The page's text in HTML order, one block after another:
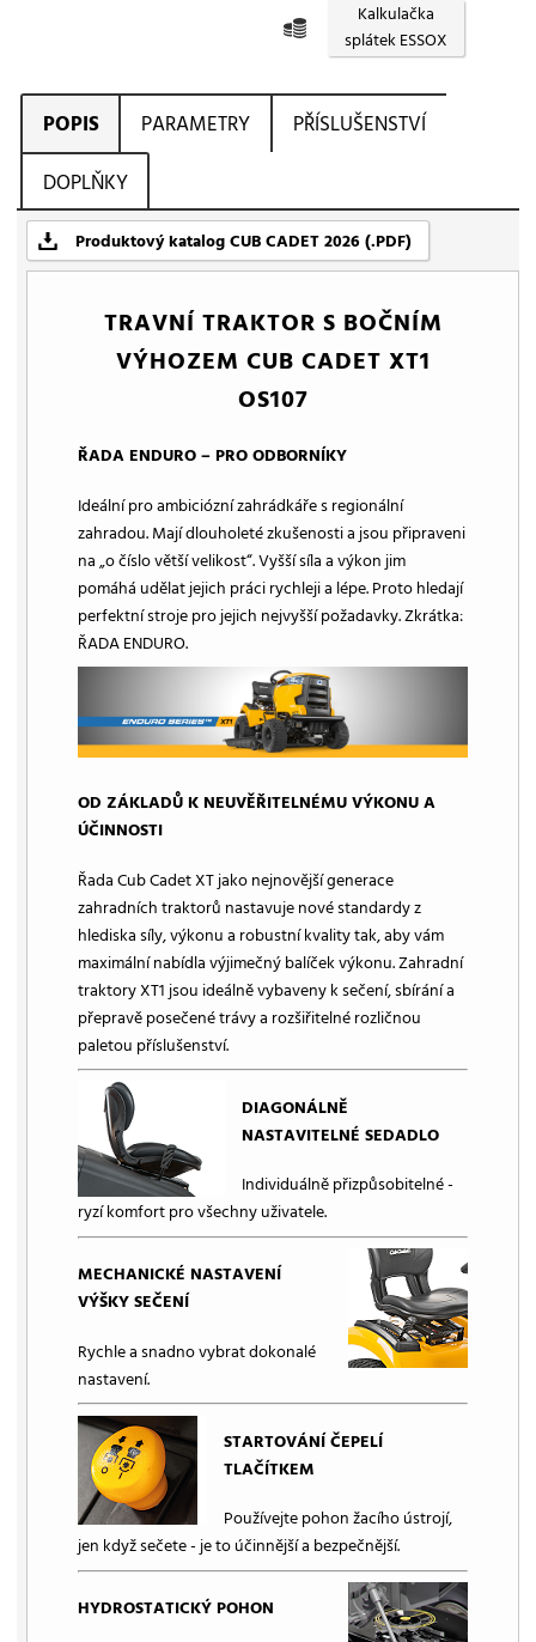
Kalkulačka
splátek ESSOX
POPIS PARAMETRY
PŘÍSLUŠENSTVÍ
DOPLŇKY
Produktový katalog CUB CADET 2026 (.PDF)
TRAVNÍ TRAKTOR S BOČNÍM
VÝHOZEM CUB CADET XT1
OS107
ŘADA ENDURO – PRO ODBORNÍKY
Ideální pro ambiciózní zahrádkáře s regionální
zahradou. Mají dlouholeté zkušenosti a jsou připraveni
na „o číslo větší velikost“. Vyšší síla a výkon jim
pomáhá udělat jejich práci rychleji a lépe. Proto hledají
perfektní stroje pro jejich nejvyšší požadavky. Zkrátka:
ŘADA ENDURO.
OD ZÁKLADŮ K NEUVĚŘITELNÉMU VÝKONU A
ÚČINNOSTI
Řada Cub Cadet XT jako nejnovější generace
zahradních traktorů nastavuje nové standardy z
hlediska síly, výkonu a robustní kvality tak, aby vám
maximální nabídla výjimečný balíček výkonu. Zahradní
traktory XT1 jsou ideálně vybaveny k sečení, sbírání a
přepravě posečené trávy a rozšiřitelné rozličnou
paletou příslušenství.
DIAGONÁLNĚ
NASTAVITELNÉ SEDADLO
Individuálně přizpůsobitelné -
ryzí komfort pro všechny uživatele.
MECHANICKÉ NASTAVENÍ
VÝŠKY SEČENÍ
Rychle a snadno vybrat dokonalé
nastavení.
STARTOVÁNÍ ČEPELÍ
TLAČÍTKEM
Používejte pohon žacího ústrojí,
jen když sečete - je to účinnější a bezpečnější.
HYDROSTATICKÝ POHON